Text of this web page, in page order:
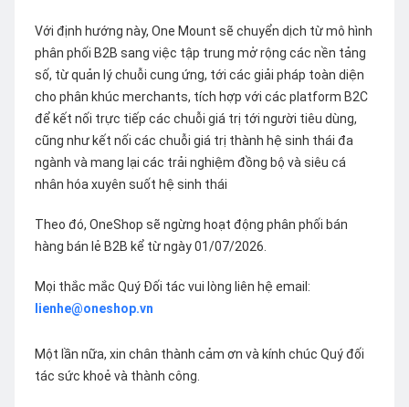
Với định hướng này, One Mount sẽ chuyển dịch từ mô hình
phân phối B2B sang việc tập trung mở rộng các nền tảng
số, từ quản lý chuỗi cung ứng, tới các giải pháp toàn diện
cho phân khúc merchants, tích hợp với các platform B2C
để kết nối trực tiếp các chuỗi giá trị tới người tiêu dùng,
cũng như kết nối các chuỗi giá trị thành hệ sinh thái đa
ngành và mang lại các trải nghiệm đồng bộ và siêu cá
nhân hóa xuyên suốt hệ sinh thái
Theo đó, OneShop sẽ ngừng hoạt động phân phối bán
hàng bán lẻ B2B kể từ ngày 01/07/2026.
Mọi thắc mắc Quý Đối tác vui lòng liên hệ email:
lienhe@oneshop.vn
Một lần nữa, xin chân thành cảm ơn và kính chúc Quý đối
tác sức khoẻ và thành công.